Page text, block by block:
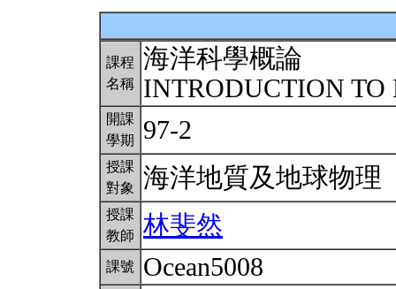
課程
名稱
海洋科學概論
INTRODUCTION
開課
學期
97-2
授課
對象
海洋地質及地球物理
授課
教師
林斐然
課號 Ocean5008